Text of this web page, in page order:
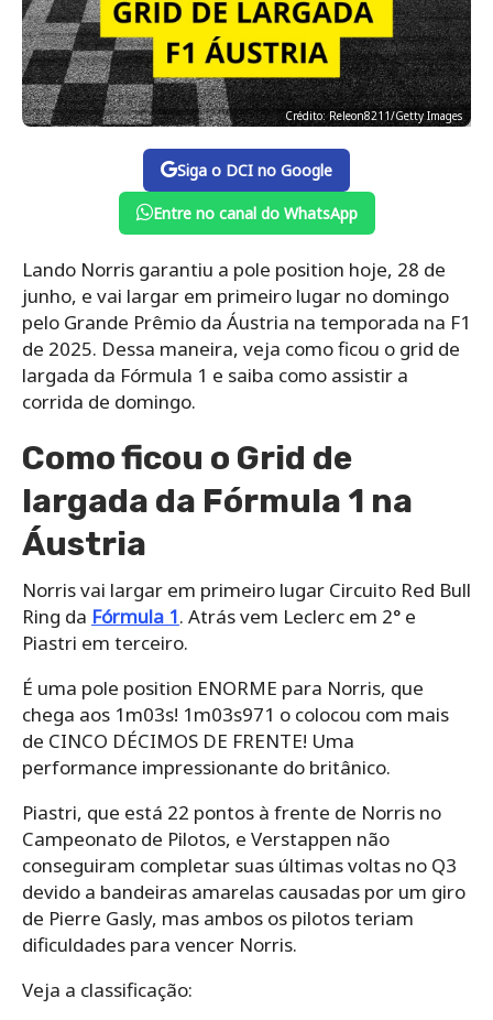
Crédito: Releon8211/Getty Images
Siga o DCI no Google
Entre no canal do WhatsApp
Lando Norris garantiu a pole position hoje, 28 de
junho, e vai largar em primeiro lugar no domingo
pelo Grande Prêmio da Áustria na temporada na F1
de 2025. Dessa maneira, veja como ficou o grid de
largada da Fórmula 1 e saiba como assistir a
corrida de domingo.
Como ficou o Grid de
largada da Fórmula 1 na
Áustria
Norris vai largar em primeiro lugar Circuito Red Bull
Ring da Fórmula 1. Atrás vem Leclerc em 2° e
Piastri em terceiro.
É uma pole position ENORME para Norris, que
chega aos 1m03s! 1m03s971 o colocou com mais
de CINCO DÉCIMOS DE FRENTE! Uma
performance impressionante do britânico.
Piastri, que está 22 pontos à frente de Norris no
Campeonato de Pilotos, e Verstappen não
conseguiram completar suas últimas voltas no Q3
devido a bandeiras amarelas causadas por um giro
de Pierre Gasly, mas ambos os pilotos teriam
dificuldades para vencer Norris.
Veja a classificação: